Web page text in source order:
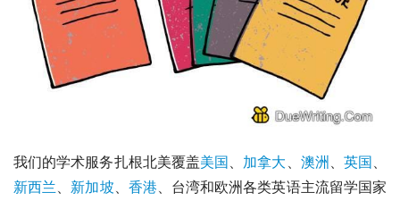
我们的学术服务扎根北美覆盖美国 加拿大 澳洲 英国
新西兰
新加坡 香港 、台湾和欧洲各类英语主流留学国家